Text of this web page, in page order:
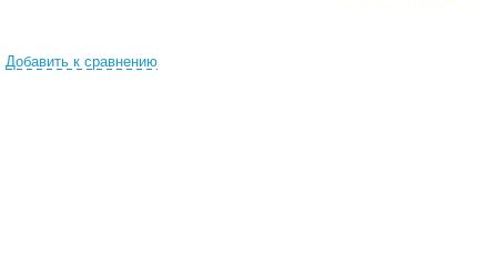
Добавить к сравнению